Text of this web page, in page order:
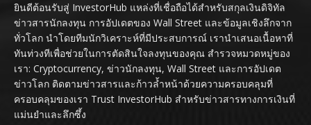
ยินดีต้อนรับสู่ InvestorHub แหล่งที่เชื่อถือได้สำหรับสกุลเงินดิจิทัล
ข่าวสารนักลงทุน การอัปเดตของ Wall Street และข้อมูลเชิงลึกจาก
ทั่วโลก นำโดยทีมนักวิเคราะห์ที่มีประสบการณ์ เรานำเสนอเนื้อหาที่
ทันท่วงทีเพื่อช่วยในการตัดสินใจลงทุนของคุณ สำรวจหมวดหมู่ของ
เรา: Cryptocurrency, ข่าวนักลงทุน, Wall Street และการอัปเดต
ข่าวโลก ติดตามข่าวสารและก้าวล้ำหน้าด้วยความครอบคลุมที่
ครอบคลุมของเรา Trust InvestorHub สำหรับข่าวสารทางการเงินที่
แม่นยำและลึกซึ้ง